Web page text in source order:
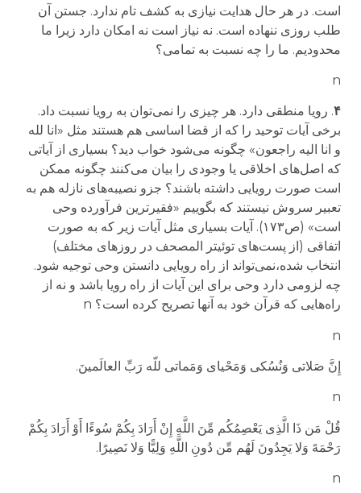
است. در هر حال هدایت نیازی به کشف تام ندارد. جستن آن
طلب روزی ننهاده است. نه نیاز است نه امکان دارد زیرا ما
محدودیم. ما را چه نسبت به تمامی؟
n
۴. رویا منطقی دارد. هر چیزی را نمی‌توان به رویا نسبت داد.
برخی آیات توحید را که از قضا اساسی هم هستند مثل «انا لله
و انا الیه راجعون» چگونه می‌شود خواب دید؟ بسیاری از آیاتی
که اصل‌های اخلاقی یا وجودی را بیان می‌کنند چگونه ممکن
است صورت رویایی داشته باشند؟ جزو نصیبه‌های نازله هم به
تعبیر سروش نیستند که بگوییم «فقیرترین فرآورده وحی
است» (ص۱۷۳).
آیات بسیاری مثل آیات زیر که به صورت
اتفاقی (از پست‌های توئیتر المصحف در روزهای مختلف)
انتخاب شده،نمی‌تواند از راه رویایی دانستن وحی توجیه شود.
چه لزومی دارد وحی برای این آیات از راه رویا باشد و نه از
راه‌هایی که قرآن خود به آنها تصریح کرده است؟ n
n
إِنَّ صَلاتی وَنُسُکی وَمَحْیای وَمَماتی للّه رَبِّ العالَمینَ.
n
قُلْ مَن ذَا الَّذِی یَعْصِمُکُم مِّنَ اللَّهِ إِنْ أَرَادَ بِکُمْ سُوءًا أَوْ أَرَادَ بِکُمْ
رَحْمَهً وَلا یَجِدُونَ لَهُم مِّن دُونِ اللَّهِ وَلِیًّا وَلا نَصِیرًا.
n